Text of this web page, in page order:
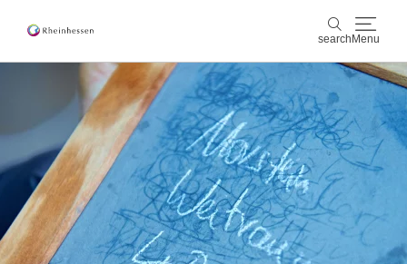
search Menu
search
wine & culinary
sports & nature
culture & cities
events